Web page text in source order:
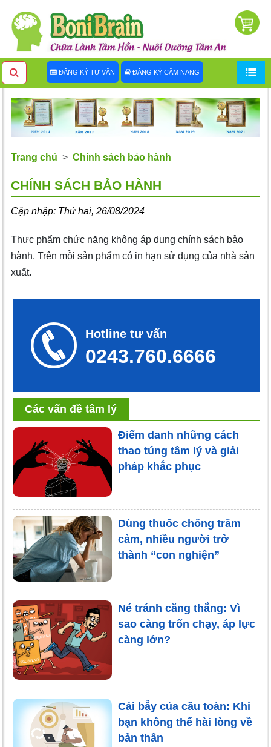
ĐĂNG KÝ TƯ VẤN ĐĂNG KÝ CẨM NANG
Trang chủ Chính sách bảo hành
CHÍNH SÁCH BẢO HÀNH
Cập nhập: Thứ hai, 26/08/2024
Thực phẩm chức năng không áp dụng chính sách bảo
hành. Trên mỗi sản phẩm có in hạn sử dụng của nhà sản
xuất.
Hotline tư vấn
0243.760.6666
Các vấn đề tâm lý
Điểm danh những cách
thao túng tâm lý và giải
pháp khắc phục
Dùng thuốc chống trầm
cảm, nhiều người trở
thành “con nghiện”
Né tránh căng thẳng: Vì
sao càng trốn chạy, áp lực
càng lớn?
Cái bẫy của cầu toàn: Khi
bạn không thể hài lòng về
bản thân